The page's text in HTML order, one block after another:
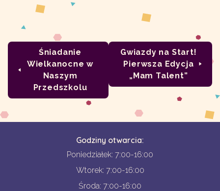
Śniadanie
Wielkanocne w
Naszym
Przedszkolu
Gwiazdy na Start!
Pierwsza Edycja
„Mam Talent”
Godziny otwarcia:
Poniedziałek: 7:00-16:00
Wtorek: 7:00-16:00
Środa: 7:00-16:00